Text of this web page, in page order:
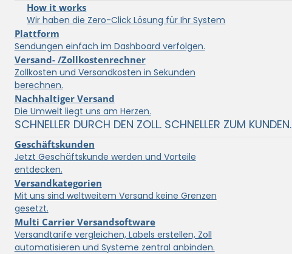
How it works
Wir haben die Zero-Click Lösung für Ihr System
Plattform
Sendungen einfach im Dashboard verfolgen.
Versand- /Zollkostenrechner
Zollkosten und Versandkosten in Sekunden
berechnen.
Nachhaltiger Versand
Die Umwelt liegt uns am Herzen.
SCHNELLER DURCH DEN ZOLL. SCHNELLER ZUM KUNDEN.
Geschäftskunden
Jetzt Geschäftskunde werden und Vorteile
entdecken.
Versandkategorien
Mit uns sind weltweitem Versand keine Grenzen
gesetzt.
Multi Carrier Versandsoftware
Versandtarife vergleichen, Labels erstellen, Zoll
automatisieren und Systeme zentral anbinden.